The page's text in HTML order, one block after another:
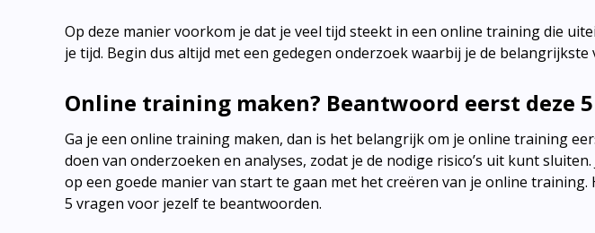
Op deze manier voorkom je dat je veel tijd steekt in een online training die
je tijd. Begin dus altijd met een gedegen onderzoek waarbij je de
Online training maken? Beantwoord eerst deze
Ga je een online training maken, dan is het belangrijk om je online training
doen van onderzoeken en analyses, zodat je de nodige risico’s uit kunt
op een goede manier van start te gaan met het creëren van je online
5 vragen voor jezelf te beantwoorden.